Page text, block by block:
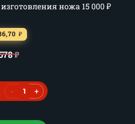
ножа 15 000₽
₽
₽
- +